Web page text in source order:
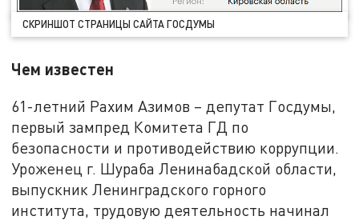
СКРИНШОТ СТРАНИЦЫ САЙТА ГОСДУМЫ
Чем известен
61-летний Рахим Азимов – депутат Госдумы,
первый зампред Комитета ГД по
безопасности и противодействию коррупции.
Уроженец г. Шураба Ленинабадской области,
выпускник Ленинградского горного
института, трудовую деятельность начинал